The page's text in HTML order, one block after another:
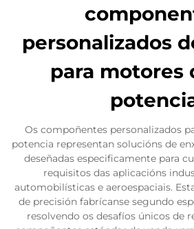
personalizados
para motores
Os compoñentes personalizados
potencia representan solucións de
deseñadas especificamente para
requisitos das aplicacións
automobilísticas e aeroespaciais.
de precisión fabrícanse segundo
resolvendo os desafíos únicos de